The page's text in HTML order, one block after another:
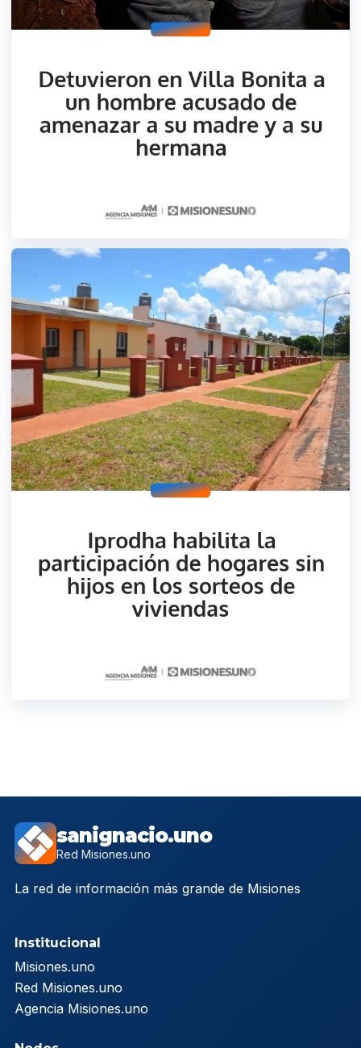
sanignacio.uno
Red Misiones.uno
La red de información más grande de Misiones
Institucional
Misiones.uno
Red Misiones.uno
Agencia Misiones.uno